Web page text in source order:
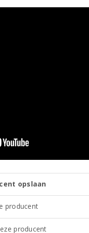
opslaan
producent
producent